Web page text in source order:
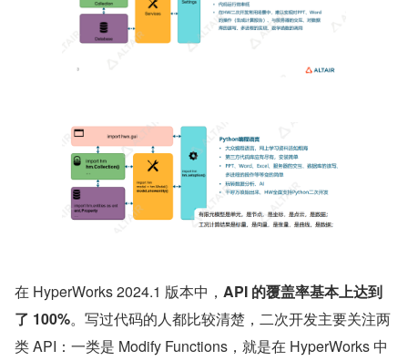
在 HyperWorks 2024.1 版本中， API 的覆盖率基本上达到
了 100%。写过代码的人都比较清楚，二次开发主要关注两
类 API：一类是 Modify Functions，就是在 HyperWorks 中